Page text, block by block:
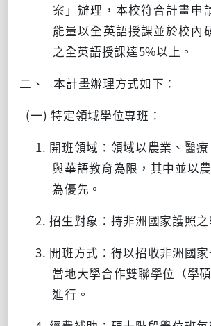
案」辦理，本校符合計畫申
能量以全英語授課並於校內
之全英語授課達5%以上。
二、 本計畫辦理方式如下：
(一) 特定領域學位專班：
1. 開班領域：領域以農業、醫
與華語教育為限，其中並以
為優先。
2. 招生對象：持非洲國家護照之
3. 開班方式：得以招收非洲國
當地大學合作雙聯學位（學
進行。